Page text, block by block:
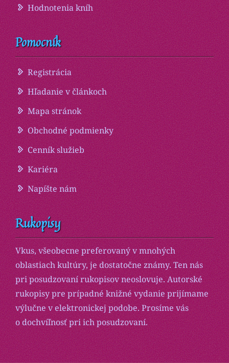
Hodnotenia kníh
Pomocník
Registrácia
Hľadanie v článkoch
Mapa stránok
Obchodné podmienky
Cenník služieb
Kariéra
Napíšte nám
Rukopisy
Vkus, všeobecne preferovaný v mnohých
oblastiach kultúry, je dostatočne známy. Ten nás
pri posudzovaní rukopisov neoslovuje. Autorské
rukopisy pre prípadné knižné vydanie prijímame
výlučne v elektronickej podobe. Prosíme vás
o dochvíľnosť pri ich posudzovaní.